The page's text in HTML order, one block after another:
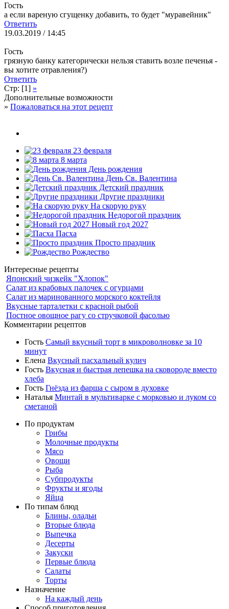
Гость
а если вареную сгущенку добавить, то будет "муравейник"
Ответить
19.03.2019 / 14:45
Гость
грязную банку категорически нельзя ставить возле печенья -
вы хотите отравления?)
Ответить
Стр: [1] »
Дополнительные возможности
» Пожаловаться на этот рецепт
23 февраля
8 марта
День рождения
День Св. Валентина
Детский праздник
Другие праздники
На скорую руку
Недорогой праздник
Новый год 2027
Пасха
Просто праздник
Рождество
Интересные рецепты
Японский чизкейк "Хлопок"
Салат из крабовых палочек с огурцами
Салат из маринованного морского коктейля
Вкусные тарталетки с красной рыбой
Постное овощное рагу со стручковой фасолью
Комментарии рецептов
Гость Самый вкусный торт в микроволновке за 10
минут
Елена Вкусный пасхальный кулич
Гость Вкусная и быстрая лепешка на сковороде вместо
хлеба
Гость Гнёзда из фарша с сыром в духовке
Наталья Минтай в мультиварке с морковью и луком со
сметаной
По продуктам
Грибы
Молочные продукты
Мясо
Овощи
Рыба
Субпродукты
Фрукты и ягоды
Яйца
По типам блюд
Блины, оладьи
Вторые блюда
Выпечка
Десерты
Закуски
Первые блюда
Салаты
Торты
Назначение
На каждый день